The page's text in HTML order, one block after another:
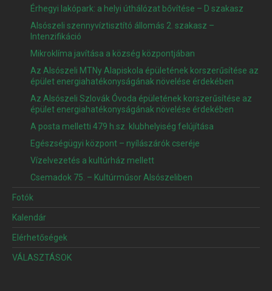
Érhegyi lakópark: a helyi úthálózat bővítése – D szakasz
Alsószeli szennyvíztisztító állomás 2. szakasz –
Intenzifikáció
Mikroklíma javítása a község központjában
Az Alsószeli MTNy Alapiskola épületének korszerűsítése az
épület energiahatékonyságának növelése érdekében
Az Alsószeli Szlovák Óvoda épületének korszerűsítése az
épület energiahatékonyságának növelése érdekében
A posta melletti 479 h.sz. klubhelyiség felújítása
Egészségügyi központ – nyílászárók cseréje
Vízelvezetés a kultúrház mellett
Csemadok 75. – Kultúrműsor Alsószeliben
Fotók
Kalendár
Elérhetőségek
VÁLASZTÁSOK